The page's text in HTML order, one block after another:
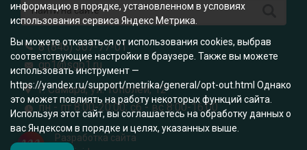
информацию в порядке, установленном в условиях
использования сервиса Яндекс Метрика.
Вы можете отказаться от использования cookies, выбрав
соответствующие настройки в браузере. Также вы можете
использовать инструмент —
https://yandex.ru/support/metrika/general/opt-out.html Однако
это может повлиять на работу некоторых функций сайта.
Используя этот сайт, вы соглашаетесь на обработку данных о
вас Яндексом в порядке и целях, указанных выше.
8 (846) 307-77-01
gp1@sgp1.ru
г. Самара, ул. Тополей, 12
пн - пт 8:00-20:00; сб - вс 8:00-16:00
Разработка сайта